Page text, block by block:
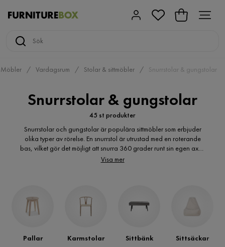
Möbler Vardagsrum Stolar & sittmöbler Snurrstolar & gungstolar
Snurrstolar & gungstolar
45 st produkter
Snurrstolar och gungstolar är populära sittmöbler som erbjuder
olika typer av rörelse. En snurrstol är utrustad med en roterande
bas, vilket gör det möjligt att snurra 360 grader runt sin egen axel.
Detta ger användaren möjlighet att enkelt ändra riktning eller
känsla, vilket kan vara särskilt trevligt för avkoppling eller läsning.
Både snurrstolar och gungstolar finns i olika stilar och material för
att passa olika inredningsstilar och personliga preferenser.
Visa mer
Pallar Karmstolar Sittbänk Sittsäckar